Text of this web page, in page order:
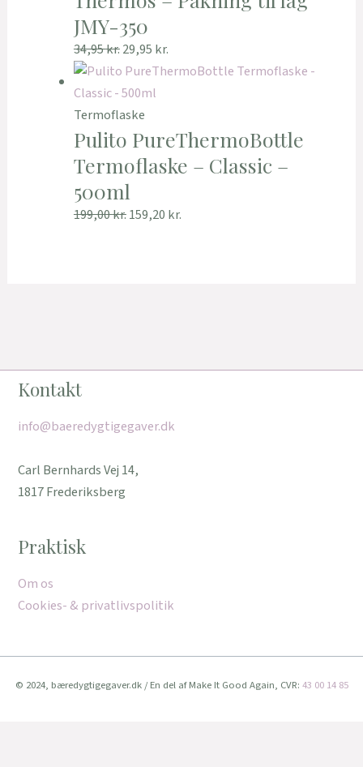
JMY-350
34,95kr.29,95 kr.
Termoflaske
Pulito PureThermoBottle
Termoflaske – Classic –
500ml
199,00kr.159,20 kr.
Kontakt
info@baeredygtigegaver.dk
Carl Bernhards Vej 14,
1817 Frederiksberg
Praktisk
Om os
Cookies- & privatlivspolitik
© 2024, bæredygtigegaver.dk / En del af Make It Good Again, CVR: 43 00 14 85